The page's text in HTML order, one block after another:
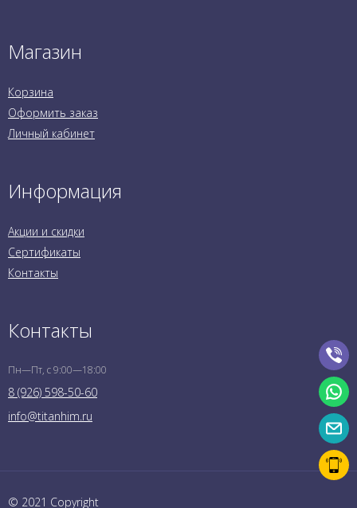
Магазин
Корзина
Оформить заказ
Личный кабинет
Информация
Акции и скидки
Сертификаты
Контакты
Контакты
Пн—Пт, с 9:00—18:00
8 (926) 598-50-60
info@titanhim.ru
© 2021 Copyright